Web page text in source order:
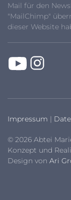
Mail für den
"MailChimp"
dieser Website
Impressum |
© 2026 Abtei
Konzept und
Design von Ari